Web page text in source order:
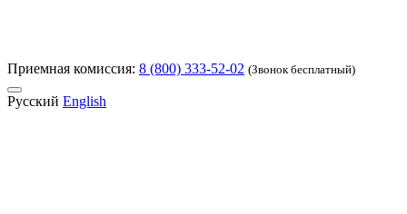
Приемная комиссия: 8 (800) 333-52-02 (Звонок бесплатный)
Русский English